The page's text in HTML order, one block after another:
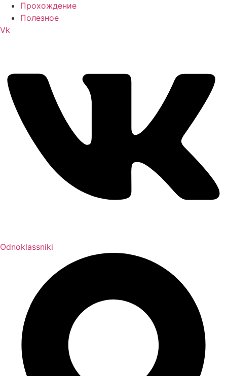
Прохождение
Полезное
Vk
Odnoklassniki